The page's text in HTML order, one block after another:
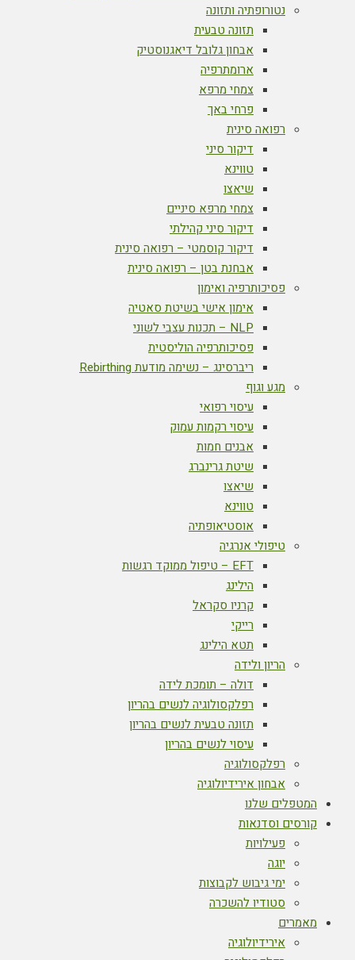
נטורופתיה ותזונה
תזונה טבעית
אבחון גלובל דיאגנוסטיק
ארומתרפיה
צמחי מרפא
פרחי באך
רפואה סינית
דיקור סיני
טווינא
שיאצו
צמחי מרפא סיניים
דיקור סיני קהילתי
דיקור קוסמטי – רפואה סינית
אבחנת בטן – רפואה סינית
פסיכותרפיה ואימון
אימון אישי בשיטת סאטיה
NLP – תכנות עצבי לשוני
פסיכותרפיה הוליסטית
ריברסינג – נשימה מודעת Rebirthing
מגע וגוף
עיסוי רפואי
עיסוי רקמות עמוק
אבנים חמות
שיטת גרינברג
שיאצו
טווינא
אוסטיאופתיה
טיפולי אנרגיה
EFT – טיפול ממוקד רגשות
הילינג
קרניו סקראל
רייקי
תטא הילינג
הריון ולידה
דולה – תומכת לידה
רפלקסולוגיה לנשים בהריון
תזונה טבעית לנשים בהריון
עיסוי לנשים בהריון
רפלקסולוגיה
אבחון אירידיולוגיה
המטפלים שלנו
קורסים וסדנאות
פעילויות
יוגה
ימי גיבוש לקבוצות
סטודיו להשכרה
מאמרים
אירידיולוגיה